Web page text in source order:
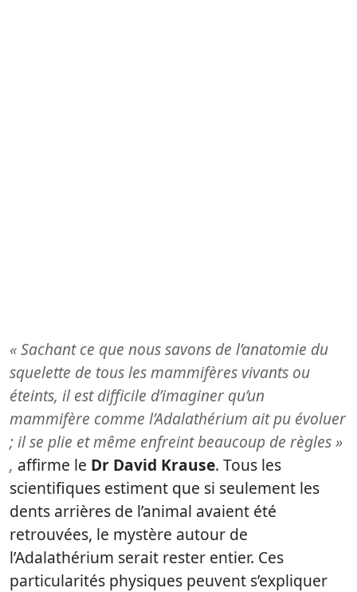
« Sachant ce que nous savons de l’anatomie du
squelette de tous les mammifères vivants ou
éteints, il est difficile d’imaginer qu’un
mammifère comme l’Adalathérium ait pu évoluer
; il se plie et même enfreint beaucoup de règles »
, affirme le Dr David Krause. Tous les
scientifiques estiment que si seulement les
dents arrières de l’animal avaient été
retrouvées, le mystère autour de
l’Adalathérium serait rester entier. Ces
particularités physiques peuvent s’expliquer